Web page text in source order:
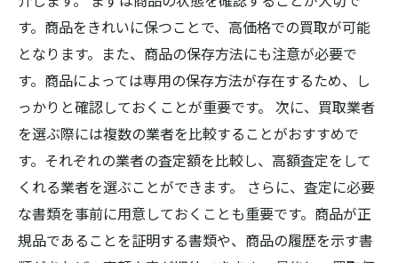
す。商品をきれいに保つことで、高価格での買取が可能
となります。また、商品の保存方法にも注意が必要で
す。商品によっては専用の保存方法が存在するため、し
っかりと確認しておくことが重要です。 次に、買取業者
を選ぶ際には複数の業者を比較することがおすすめで
す。それぞれの業者の査定額を比較し、高額査定をして
くれる業者を選ぶことができます。 さらに、査定に必要
な書類を事前に用意しておくことも重要です。商品が正
規品であることを証明する書類や、商品の履歴を示す書